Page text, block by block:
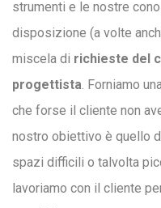
strumenti e le nostre
disposizione (a volte
miscela di richieste del
progettista. Forniamo
che forse il cliente non
nostro obiettivo è quello
spazi difficili o talvolta
lavoriamo con il cliente